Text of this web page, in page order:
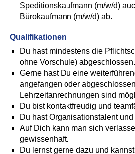
Speditionskaufmann (m/w/d)
Bürokaufmann (m/w/d) ab.
Qualifikationen
Du hast mindestens die
ohne Vorschule) abgeschlossen.
Gerne hast Du eine
angefangen oder
Lehrzeitanrechnungen sind
Du bist kontaktfreudig und
Du hast Organisationstalent
Auf Dich kann man sich
gewissenhaft.
Du lernst gerne dazu und